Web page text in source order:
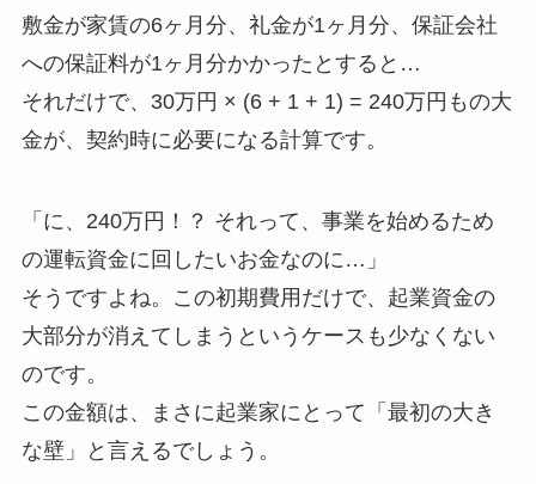
敷金が家賃の6ヶ月分、礼金が1ヶ月分、保証会社
への保証料が1ヶ月分かかったとすると…
それだけで、30万円 × (6 + 1 + 1) = 240万円もの大
金が、契約時に必要になる計算です。
「に、240万円！？ それって、事業を始めるため
の運転資金に回したいお金なのに…」
そうですよね。この初期費用だけで、起業資金の
大部分が消えてしまうというケースも少なくない
のです。
この金額は、まさに起業家にとって「最初の大き
な壁」と言えるでしょう。